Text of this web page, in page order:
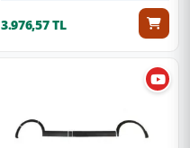
3.976,57 TL